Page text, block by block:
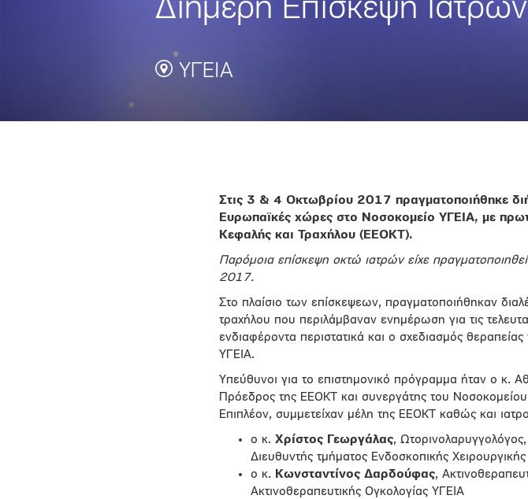
Διήμερη Επίσκεψη
ΥΓΕΙΑ
Στις 3 & 4 Οκτωβρίου 2017 πραγματοποιήθηκε
Ευρωπαϊκές χώρες στo Νοσοκομείo ΥΓΕΙΑ, με
Κεφαλής και Τραχήλου (ΕΕΟΚΤ).
Παρόμοια επίσκεψη οκτώ ιατρών είχε
2017.
Στο πλαίσιο των επίσκεψεων, πραγματοποιήθηκαν
τραχήλου που περιλάμβαναν ενημέρωση για τις
ενδιαφέροντα περιστατικά και ο σχεδιασμός
ΥΓΕΙΑ.
Υπεύθυνοι για το επιστημονικό πρόγραμμα ήταν ο κ.
Πρόεδρος της ΕΕΟΚΤ και συνεργάτης του
Επιπλέον, συμμετείχαν μέλη της ΕΕΟΚΤ καθώς και
ο κ. Χρίστος Γεωργάλας,
Διευθυντής τμήματος Ενδοσκοπικής
ο κ. Κωνσταντίνος Δαρδούφας,
Ακτινοθεραπευτικής Ογκολογίας ΥΓΕΙΑ